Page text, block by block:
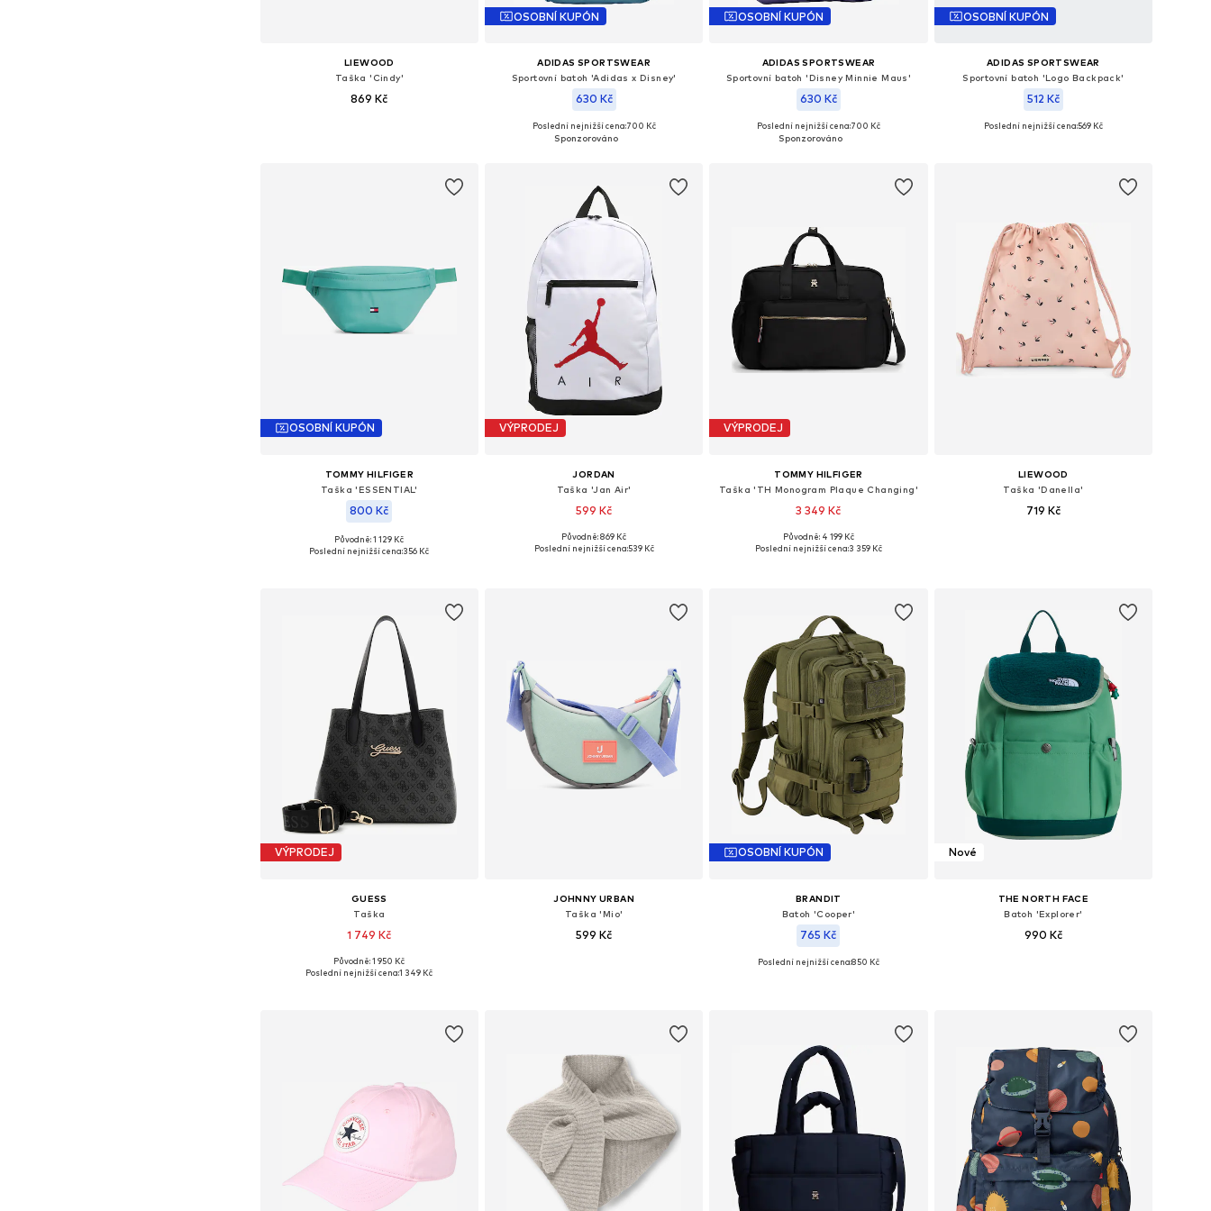
LIEWOOD
Taška 'Cindy'
869 Kč
OSOBNÍ KUPÓN
ADIDAS SPORTSWEAR
Sportovní batoh 'Adidas x Disney'
630 Kč
Dostupné velikosti: One Size
Poslední nejnižší cena:700 Kč
OSOBNÍ KUPÓN
ADIDAS SPORTSWEAR
Sportovní batoh 'Disney Minnie Maus'
630 Kč
Dostupné velikosti: One Size
Poslední nejnižší cena:700 Kč
OSOBNÍ KUPÓN
ADIDAS SPORTSWEAR
Sportovní batoh 'Logo Backpack'
512 Kč
Dostupné velikosti: One Size
Poslední nejnižší cena:569 Kč
OSOBNÍ KUPÓN
TOMMY HILFIGER
Taška 'ESSENTIAL'
800 Kč
Dostupné velikosti: One Size
Původně: 1 129 Kč
Poslední nejnižší cena:356 Kč
VÝPRODEJ
JORDAN
Taška 'Jan Air'
599 Kč
Dostupné velikosti: One Size
Původně: 869 Kč
Poslední nejnižší cena:539 Kč
VÝPRODEJ
TOMMY HILFIGER
Taška 'TH Monogram Plaque Changing'
3 349 Kč
Dostupné velikosti: One Size
Původně: 4 199 Kč
Poslední nejnižší cena:3 359 Kč
LIEWOOD
Taška 'Danella'
719 Kč
VÝPRODEJ
GUESS
Taška
1 749 Kč
Dostupné velikosti: One Size
Původně: 1 950 Kč
Poslední nejnižší cena:1 349 Kč
JOHNNY URBAN
Taška 'Mio'
599 Kč
OSOBNÍ KUPÓN
BRANDIT
Batoh 'Cooper'
765 Kč
Dostupné velikosti: Onesize
Poslední nejnižší cena:850 Kč
Nové
THE NORTH FACE
Batoh 'Explorer'
990 Kč